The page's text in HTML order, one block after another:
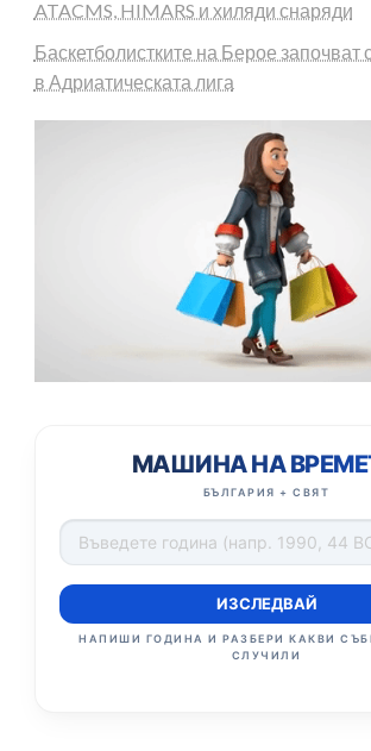
ATACMS, HIMARS и хиляди снаряди
Баскетболистките на Берое започват
в Адриатическата лига
МАШИНА НА
БЪЛГАРИЯ + СВЯТ
ИЗСЛЕДВАЙ
НАПИШИ ГОДИНА И РАЗБЕРИ КАКВИ
СЛУЧИЛИ